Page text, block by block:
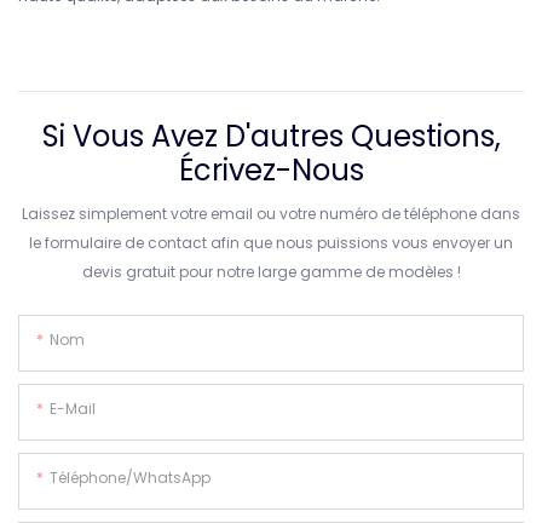
Si Vous Avez D'autres Questions,
Écrivez-Nous
Laissez simplement votre email ou votre numéro de téléphone dans
le formulaire de contact afin que nous puissions vous envoyer un
devis gratuit pour notre large gamme de modèles !
Nom
E-Mail
Téléphone/WhatsApp